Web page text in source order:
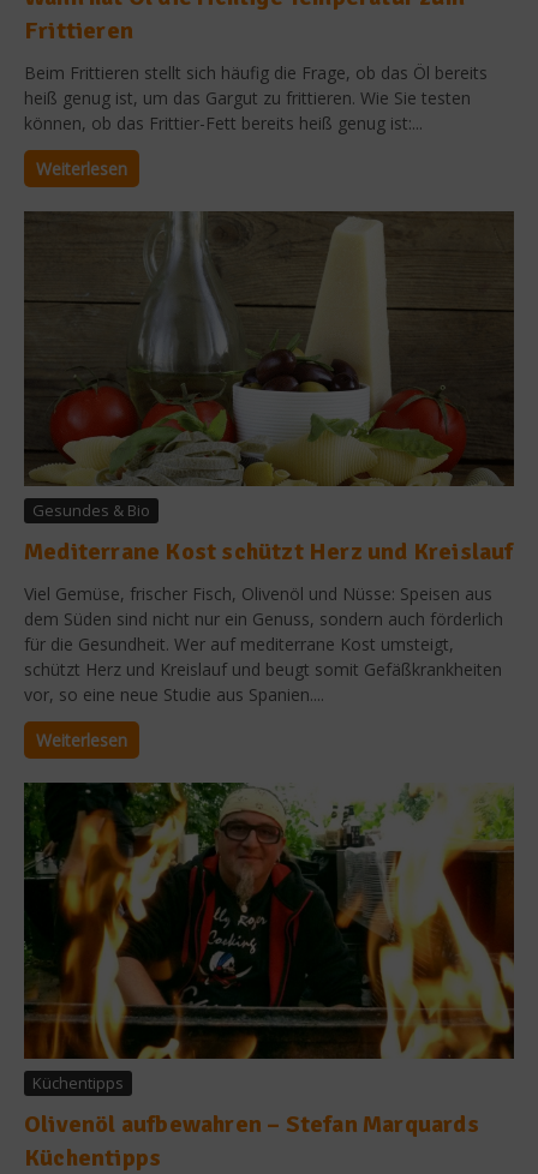
Frittieren
Beim Frittieren stellt sich häufig die Frage, ob das Öl bereits
heiß genug ist, um das Gargut zu frittieren. Wie Sie testen
können, ob das Frittier-Fett bereits heiß genug ist:...
Weiterlesen
Gesundes & Bio
Mediterrane Kost schützt Herz und Kreislauf
Viel Gemüse, frischer Fisch, Olivenöl und Nüsse: Speisen aus
dem Süden sind nicht nur ein Genuss, sondern auch förderlich
für die Gesundheit. Wer auf mediterrane Kost umsteigt,
schützt Herz und Kreislauf und beugt somit Gefäßkrankheiten
vor, so eine neue Studie aus Spanien....
Weiterlesen
Küchentipps
Olivenöl aufbewahren – Stefan Marquards
Küchentipps